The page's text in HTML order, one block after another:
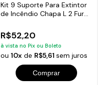
Kit 9 Suporte Para Extintor
de Incêndio Chapa L 2 Furo
R$52,20
à vista no Pix ou Boleto
ou 10xde R$5,61 sem juros
Comprar